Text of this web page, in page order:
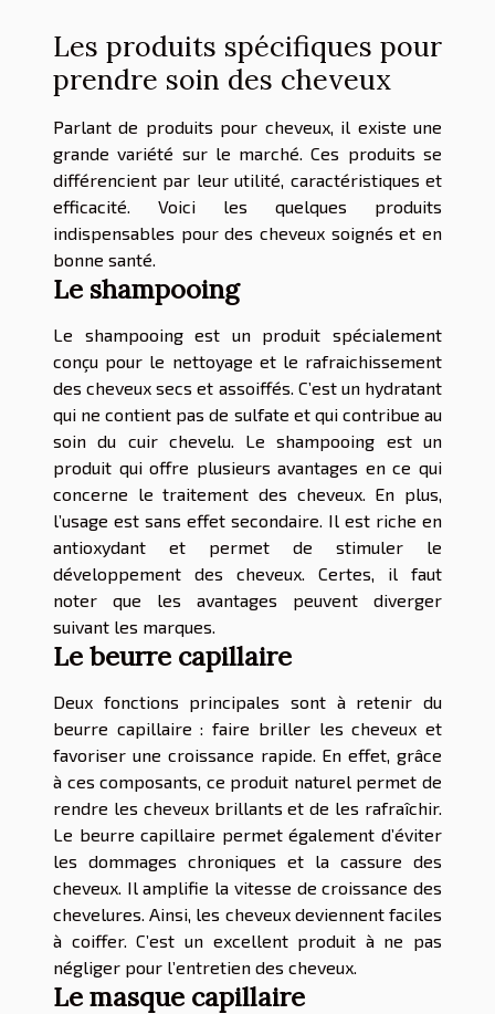
Les produits spécifiques pour
prendre soin des cheveux
Parlant de produits pour cheveux, il existe une
grande variété sur le marché. Ces produits se
différencient par leur utilité, caractéristiques et
efficacité. Voici les quelques produits
indispensables pour des cheveux soignés et en
bonne santé.
Le shampooing
Le shampooing est un produit spécialement
conçu pour le nettoyage et le rafraichissement
des cheveux secs et assoiffés. C’est un hydratant
qui ne contient pas de sulfate et qui contribue au
soin du cuir chevelu. Le shampooing est un
produit qui offre plusieurs avantages en ce qui
concerne le traitement des cheveux. En plus,
l’usage est sans effet secondaire. Il est riche en
antioxydant et permet de stimuler le
développement des cheveux. Certes, il faut
noter que les avantages peuvent diverger
suivant les marques.
Le beurre capillaire
Deux fonctions principales sont à retenir du
beurre capillaire : faire briller les cheveux et
favoriser une croissance rapide. En effet, grâce
à ces composants, ce produit naturel permet de
rendre les cheveux brillants et de les rafraîchir.
Le beurre capillaire permet également d’éviter
les dommages chroniques et la cassure des
cheveux. Il amplifie la vitesse de croissance des
chevelures. Ainsi, les cheveux deviennent faciles
à coiffer. C’est un excellent produit à ne pas
négliger pour l’entretien des cheveux.
Le masque capillaire